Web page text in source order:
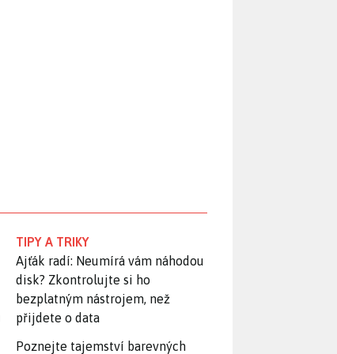
TIPY A TRIKY
Ajťák radí: Neumírá vám náhodou
disk? Zkontrolujte si ho
bezplatným nástrojem, než
přijdete o data
Poznejte tajemství barevných